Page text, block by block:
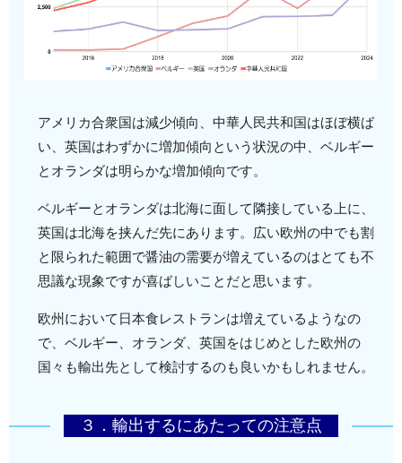
アメリカ合衆国は減少傾向、中華人民共和国はほぼ横ば
い、英国はわずかに増加傾向という状況の中、ベルギー
とオランダは明らかな増加傾向です。
ベルギーとオランダは北海に面して隣接している上に、
英国は北海を挟んだ先にあります。広い欧州の中でも割
と限られた範囲で醤油の需要が増えているのはとても不
思議な現象ですが喜ばしいことだと思います。
欧州において日本食レストランは増えているようなの
で、ベルギー、オランダ、英国をはじめとした欧州の
国々も輸出先として検討するのも良いかもしれません。
３．輸出するにあたっての注意点